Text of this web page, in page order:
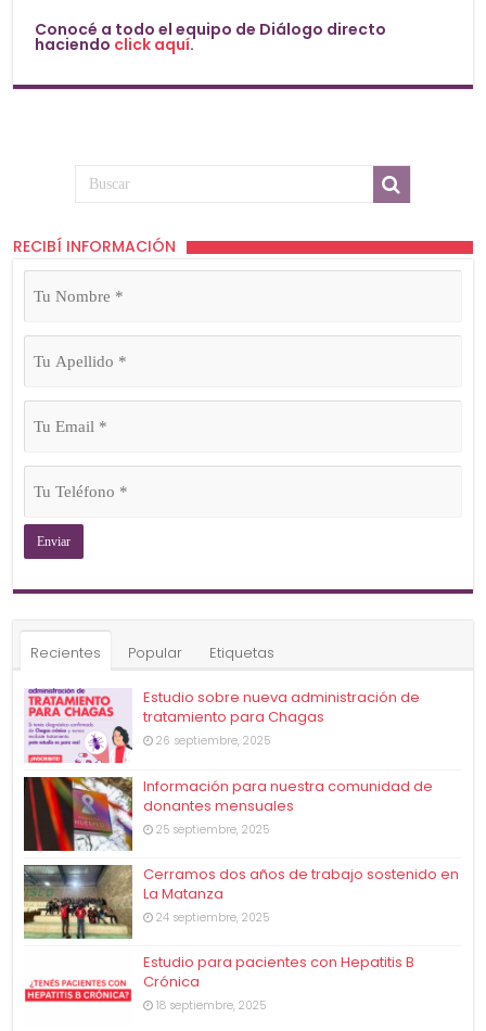
Conocé a todo el equipo de Diálogo directo
haciendo click aquí.
RECIBÍ INFORMACIÓN
Nombre
Apellido
Email
Teléfono
Recientes Popular Etiquetas
Estudio sobre nueva administración de
tratamiento para Chagas
26 septiembre, 2025
Información para nuestra comunidad de
donantes mensuales
25 septiembre, 2025
Cerramos dos años de trabajo sostenido en
La Matanza
24 septiembre, 2025
Estudio para pacientes con Hepatitis B
Crónica
18 septiembre, 2025